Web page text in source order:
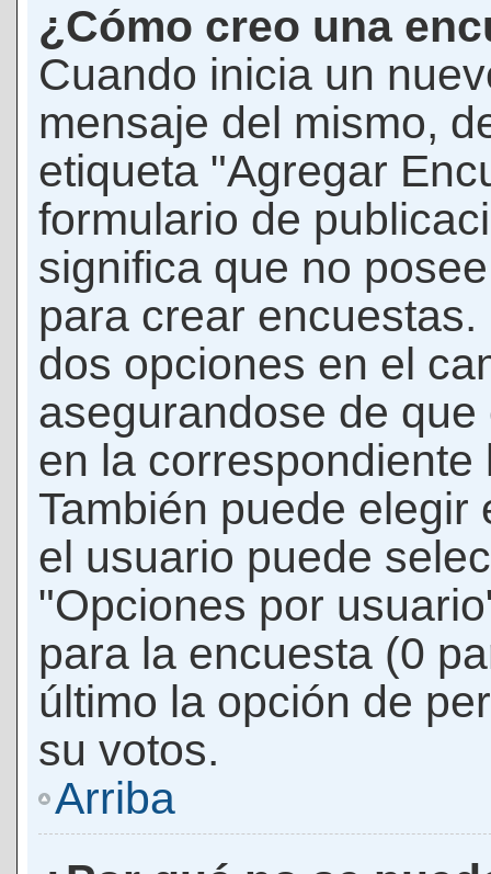
¿Cómo creo una
Cuando inicia un
mensaje del mismo,
etiqueta "Agregar
formulario de
significa que no
para crear
dos opciones en el
asegurandose de
en la
También puede
el usuario puede
"Opciones por
para la encuesta (0
último la opción de
su votos.
Arriba